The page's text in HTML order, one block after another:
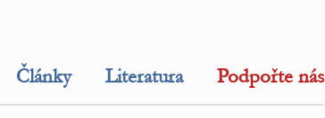
Články Literatura Podpořte nás